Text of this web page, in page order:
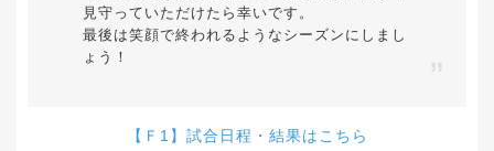
見守っていただけたら幸いです。
最後は笑顔で終われるようなシーズンにしまし
ょう！
【 Ｆ1 】試合日程・結果はこちら